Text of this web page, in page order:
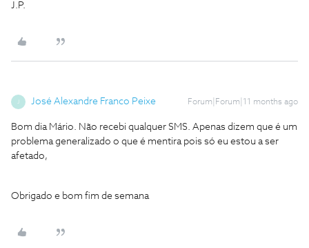
J.P.
José Alexandre Franco Peixe Forum|Forum|11 months ago
Bom dia Mário. Não recebi qualquer SMS. Apenas dizem que é um
problema generalizado o que é mentira pois só eu estou a ser
afetado,
Obrigado e bom fim de semana